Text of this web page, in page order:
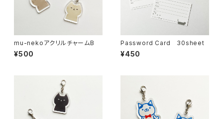
mu-nekoアクリルチャームB
¥500
Password Card 30sheet
¥450